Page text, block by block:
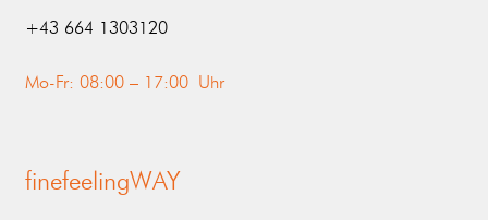
‭+43 664 1303120‬
Mo-Fr: 08:00 – 17:00 Uhr
finefeelingWAY